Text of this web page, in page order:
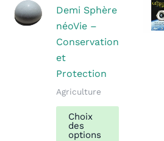
Demi Sphère
néoVie –
Conservation
et
Protection
Agriculture
Choix
des
options
Ce